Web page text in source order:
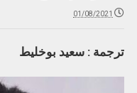
01/08/2021
ترجمة : سعيد بوخليط